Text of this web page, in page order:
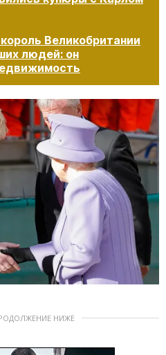
Великобритании
людей: он
НИЖЕ